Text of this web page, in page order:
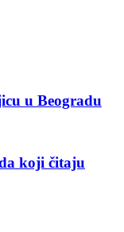
u Beogradu
koji čitaju